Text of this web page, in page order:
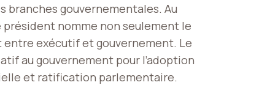
gouvernementales. Au
président nomme non seulement le
entre exécutif et gouvernement. Le
au gouvernement pour l’adoption
et ratification parlementaire.